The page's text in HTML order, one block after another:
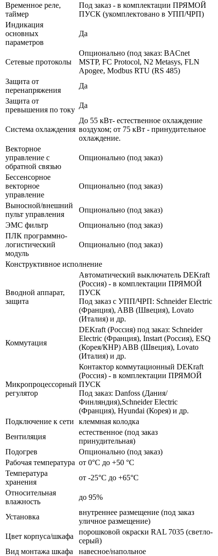
Временное реле,
таймер
Под заказ - в комплектации ПРЯМОЙ
ПУСК (укомплектовано в УПП/ЧРП)
Индикация
основных
параметров
Да
Сетевые протоколы
Опционально (под заказ: BACnet
MSTP, FC Protocol, N2 Metasys, FLN
Apogee, Modbus RTU (RS 485)
Защита от
перенапряжения
Да
Защита от
превышения по току
Да
Система охлаждения
До 55 кВт- естественное охлаждение
воздухом; от 75 кВт - принудительное
охлаждение.
Векторное
управление с
обратной связью
Опционально (под заказ)
Бессенсорное
векторное
управление
Опционально (под заказ)
Выносной/внешний
пульт управления
Опционально (под заказ)
ЭМС фильтр
Опционально (под заказ)
ПЛК программно-
логистический
модуль
Опционально (под заказ)
Конструктивное исполнение
Вводной аппарат,
защита
Автоматический выключатель DEKraft
(Россия) - в комплектации ПРЯМОЙ
ПУСК
Под заказ с УПП/ЧРП: Schneider Electric
(Франция), ABB (Швеция), Lovato
(Италия) и др.
Коммутация
DEKraft (Россия) под заказ: Schneider
Electric (Франция), Instart (Россия), ESQ
(Корея/КНР) ABB (Швеция), Lovato
(Италия) и др.
Микропроцессорный
регулятор
Контактор коммутационный DEKraft
(Россия) - в комплектации ПРЯМОЙ
ПУСК
Под заказ: Danfoss (Дания/
Финляндия),Schneider Electric
(Франция), Hyundai (Корея) и др.
Подключение к сети
клеммная колодка
Вентиляция
естественное (под заказ
принудительная)
Подогрев
Опционально (под заказ)
Рабочая температура от 0°C до +50 °C
Температура
хранения
от -25°C до +65°C
Относительная
влажность
до 95%
Установка
внутреннее размещение (под заказ
уличное размещение)
Цвет корпуса/шкафа
порошковой окраски RAL 7035 (светло-
серый)
Вид монтажа шкафа
навесное/напольное